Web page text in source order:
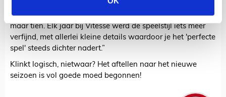
vijftig minuten achteraan jagen. Dat gaat niet altijd lukken.
Maar als je tachtig minuten balbezit hebt, zijn het er nog
maar tien. Elk jaar bij Vitesse werd de speelstijl iets meer
verfijnd, met allerlei kleine details waardoor je het 'perfecte
spel' steeds dichter nadert.”
Klinkt logisch, nietwaar? Het aftellen naar het nieuwe
seizoen is vol goede moed begonnen!